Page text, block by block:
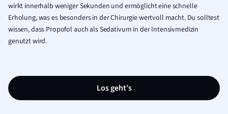
wirkt innerhalb weniger Sekunden und ermöglicht eine schnelle
Erholung, was es besonders in der Chirurgie wertvoll macht. Du solltest
wissen, dass Propofol auch als Sedativum in der Intensivmedizin
genutzt wird.
Los geht’s